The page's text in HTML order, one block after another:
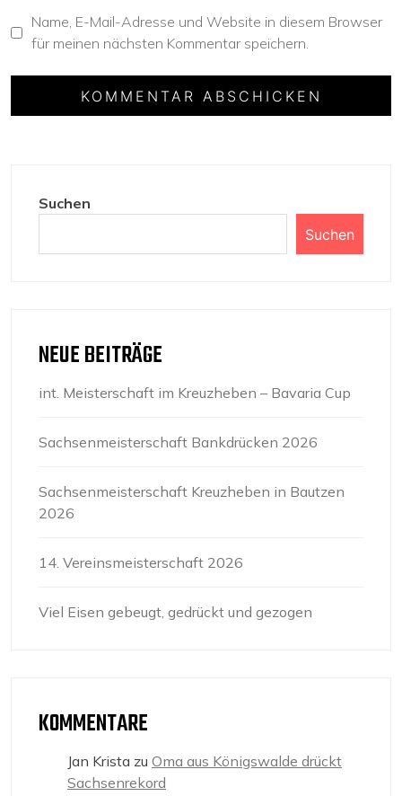
Name, E-Mail-Adresse und Website in diesem Browser
für meinen nächsten Kommentar speichern.
Suchen
Suchen
NEUE BEITRÄGE
int. Meisterschaft im Kreuzheben – Bavaria Cup
Sachsenmeisterschaft Bankdrücken 2026
Sachsenmeisterschaft Kreuzheben in Bautzen
2026
14. Vereinsmeisterschaft 2026
Viel Eisen gebeugt, gedrückt und gezogen
KOMMENTARE
Jan Krista zu Oma aus Königswalde drückt
Sachsenrekord